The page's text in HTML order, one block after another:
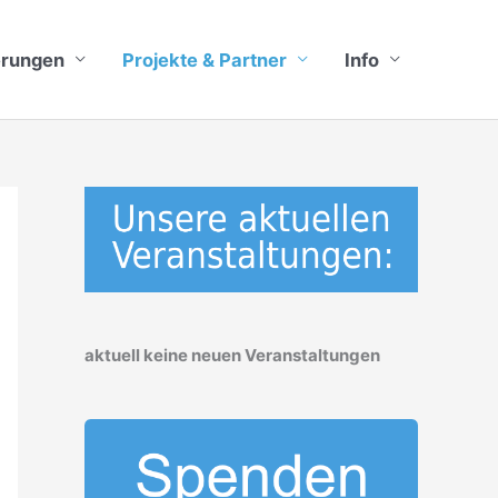
Projekte & Partner Info
aktuell keine neuen Veranstaltungen